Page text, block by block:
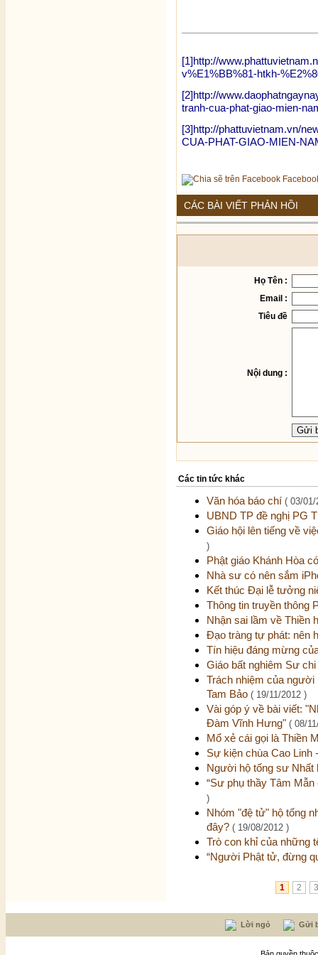
[1]http://
v%E1%BB%81-htkh-
[2]http://
tranh-cua-phat-giao-mien-
[3]http://phattuvietnam.vn/
CUA-PHAT-GIAO-MIEN-
CÁC BÀI VIẾT PHẢN HỒI
Họ Tên :
Email :
Tiêu đề
Nội dung :
Các tin tức khác
Văn hóa báo chí ( 03/01/
UBND TP đề nghị PG
Giáo hội lên tiếng về
)
Phật giáo Khánh Hòa
Nhà sư có nên sắm
Kết thúc Đại lễ tưởng
Thông tin truyền thông
Nhận sai lầm về Thiền
Đạo tràng tự phát: nên
Tín hiệu đáng mừng
Giáo bất nghiêm Sư
Trách nhiệm của
Tam Bảo ( 19/11/2012 )
Vài góp ý về bài viết:
Đàm Vĩnh Hưng" ( 08/
Mổ xẻ cái gọi là Thiền
Sự kiện chùa Cao Linh
Người hộ tống sư Nhất
“Sư phụ thầy Tâm
)
Nhóm "đệ tử" hộ tống
đây? ( 19/08/2012 )
Trò con khỉ của những
“Người Phật tử, đừng
1 2 3
Lời ngỏ Gửi